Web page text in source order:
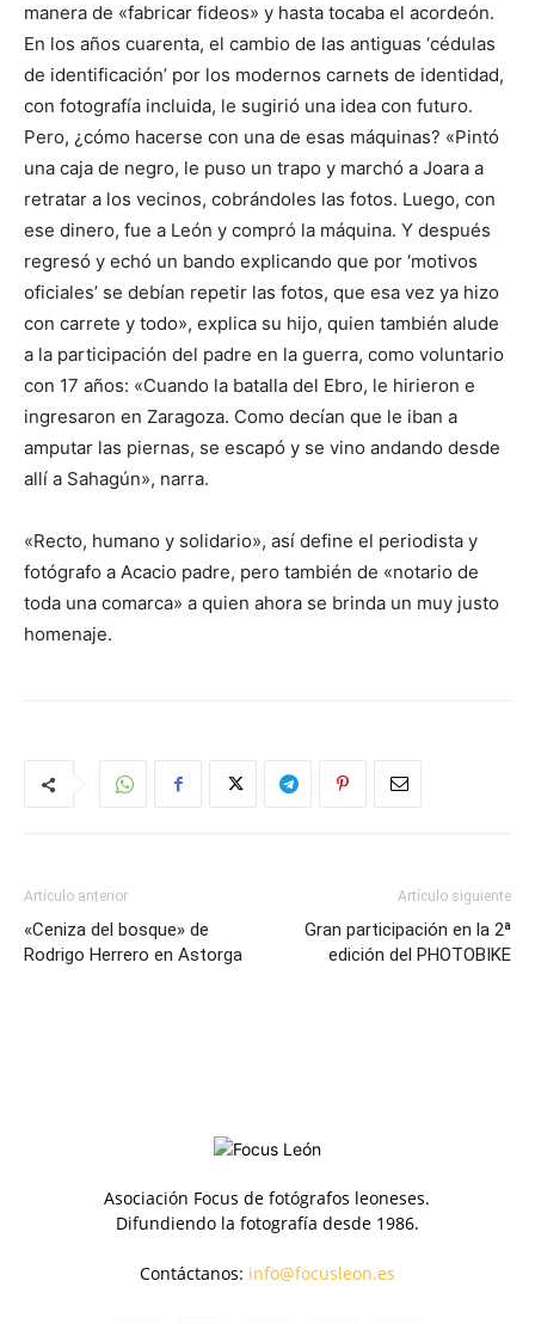
manera de «fabricar fideos» y hasta tocaba el acordeón.
En los años cuarenta, el cambio de las antiguas ‘cédulas
de identificación’ por los modernos carnets de identidad,
con fotografía incluida, le sugirió una idea con futuro.
Pero, ¿cómo hacerse con una de esas máquinas? «Pintó
una caja de negro, le puso un trapo y marchó a Joara a
retratar a los vecinos, cobrándoles las fotos. Luego, con
ese dinero, fue a León y compró la máquina. Y después
regresó y echó un bando explicando que por ‘motivos
oficiales’ se debían repetir las fotos, que esa vez ya hizo
con carrete y todo», explica su hijo, quien también alude
a la participación del padre en la guerra, como voluntario
con 17 años: «Cuando la batalla del Ebro, le hirieron e
ingresaron en Zaragoza. Como decían que le iban a
amputar las piernas, se escapó y se vino andando desde
allí a Sahagún», narra.
«Recto, humano y solidario», así define el periodista y
fotógrafo a Acacio padre, pero también de «notario de
toda una comarca» a quien ahora se brinda un muy justo
homenaje.
Artículo anterior
«Ceniza del bosque» de
Rodrigo Herrero en Astorga
Artículo siguiente
Gran participación en la 2ª
edición del PHOTOBIKE
Asociación Focus de fotógrafos leoneses.
Difundiendo la fotografía desde 1986.
Contáctanos: info@focusleon.es